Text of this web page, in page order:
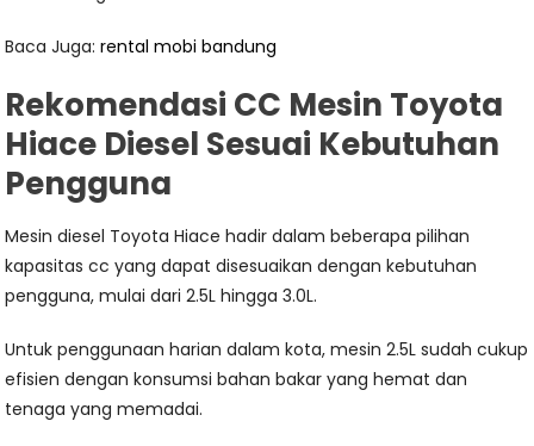
Baca Juga:rental mobi bandung
Rekomendasi CC Mesin Toyota
Hiace Diesel Sesuai Kebutuhan
Pengguna
Mesin diesel Toyota Hiace hadir dalam beberapa pilihan
kapasitas cc yang dapat disesuaikan dengan kebutuhan
pengguna, mulai dari 2.5L hingga 3.0L.
Untuk penggunaan harian dalam kota, mesin 2.5L sudah cukup
efisien dengan konsumsi bahan bakar yang hemat dan
tenaga yang memadai.